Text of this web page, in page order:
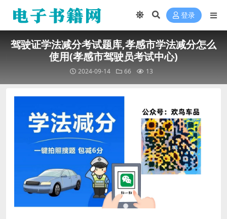
登录
驾驶证学法减分考试题库,孝感市学法减分怎么
使用(孝感市驾驶员考试中心)
2024-09-14 66 13